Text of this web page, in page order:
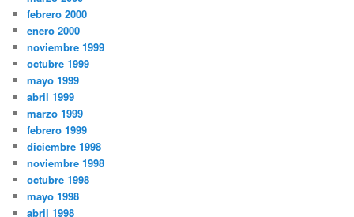
febrero 2000
enero 2000
noviembre 1999
octubre 1999
mayo 1999
abril 1999
marzo 1999
febrero 1999
diciembre 1998
noviembre 1998
octubre 1998
mayo 1998
abril 1998